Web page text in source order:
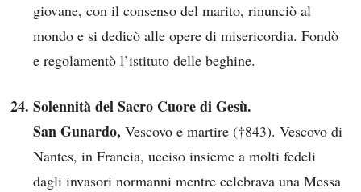
giovane, con il consenso del marito, rinunciò al
mondo e si dedicò alle opere di misericordia. Fondò
e regolamentò l’istituto delle beghine.
Solennità del Sacro Cuore di Gesù.
San Gunardo, Vescovo e martire (†843). Vescovo di
Nantes, in Francia, ucciso insieme a molti fedeli
dagli invasori normanni mentre celebrava una Messa